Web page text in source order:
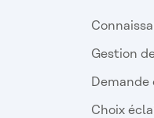
Gestion
Demande
Choix